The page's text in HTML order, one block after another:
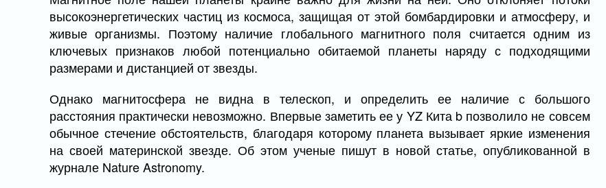
высокоэнергетических частиц из космоса, защищая от этой бомбардировки и атмосферу, и
живые организмы. Поэтому наличие глобального магнитного поля считается одним из
ключевых признаков любой потенциально обитаемой планеты наряду с подходящими
размерами и дистанцией от звезды.
Однако магнитосфера не видна в телескоп, и определить ее наличие с большого
расстояния практически невозможно. Впервые заметить ее у YZ Кита b позволило не совсем
обычное стечение обстоятельств, благодаря которому планета вызывает яркие изменения
на своей материнской звезде. Об этом ученые пишут в новой статье, опубликованной в
журнале Nature Astronomy.